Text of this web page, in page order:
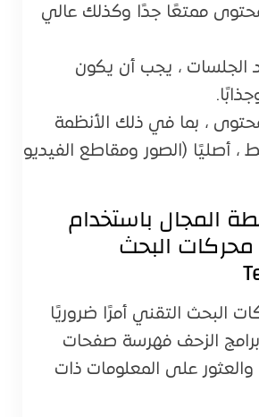
ممتعًا جدًا وكذلك عالي
الجلسات ، يجب أن يكون
، بما في ذلك الأنظمة
، أصليًا (الصور ومقاطع الفيديو
المجال باستخدام
البحث
البحث التقني أمرًا ضروريًا
الزحف فهرسة صفحات
على المعلومات ذات